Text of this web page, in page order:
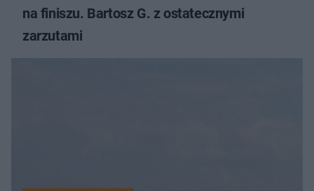
na finiszu. Bartosz G. z ostatecznymi
zarzutami